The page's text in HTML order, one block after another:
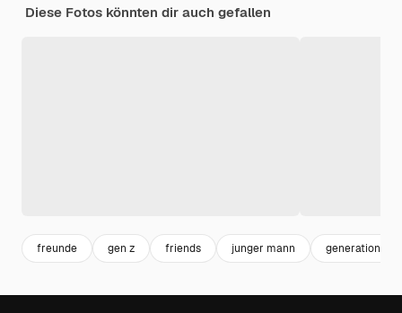
Diese Fotos könnten dir auch gefallen
freunde gen z friends junger mann generation z